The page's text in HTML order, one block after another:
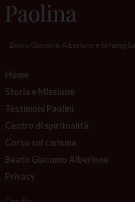
Beato Giacomo Alberione e la
Home
Storia e Missione
Testimoni Paolini
Centro di spiritualità
Corso sul carisma
Beato Giacomo Alberione
Privacy
Credits